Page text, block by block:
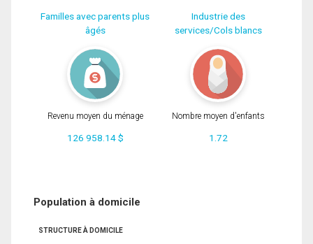
Familles avec parents plus
âgés
Industrie des
services/Cols blancs
Revenu moyen du ménage
126 958.14 $
Nombre moyen d'enfants
1.72
Population à domicile
STRUCTURE À DOMICILE